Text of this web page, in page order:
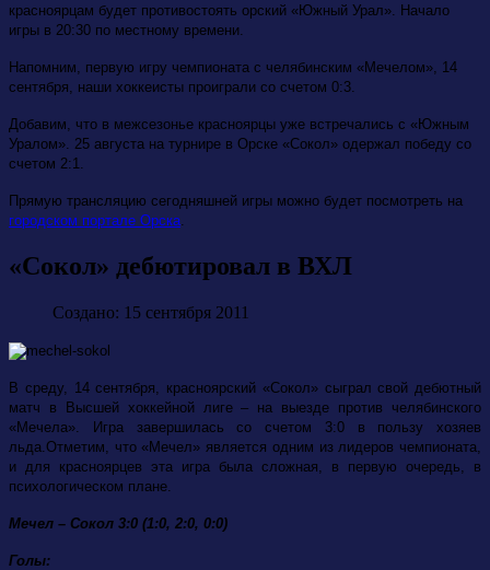
красноярцам будет противостоять орский «Южный Урал». Начало
игры в 20:30 по местному времени.
Напомним, первую игру чемпионата с челябинским «Мечелом», 14
сентября, наши хоккеисты проиграли со счетом 0:3.
Добавим, что в межсезонье красноярцы уже встречались с «Южным
Уралом». 25 августа на турнире в Орске «Сокол» одержал победу со
счетом 2:1.
Прямую трансляцию сегодняшней игры можно будет посмотреть на
городском портале Орска
«Сокол» дебютировал в ВХЛ
Создано: 15 сентября 2011
В среду, 14 сентября, красноярский «Сокол» сыграл свой дебютный
матч в Высшей хоккейной лиге – на выезде против челябинского
«Мечела». Игра завершилась со счетом 3:0 в пользу хозяев
льда. Отметим, что «Мечел» является одним из лидеров чемпионата,
и для красноярцев эта игра была сложная, в первую очередь, в
психологическом плане.
Мечел – Сокол 3:0 (1:0, 2:0, 0:0)
Голы: